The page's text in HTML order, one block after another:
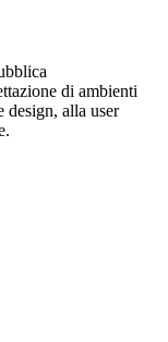
di ambienti
alla user